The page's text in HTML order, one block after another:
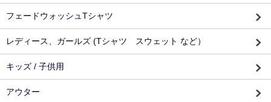
フェードウォッシュTシャツ
レディース、ガールズ (Tシャツ スウェット など）
キッズ / 子供用
アウター